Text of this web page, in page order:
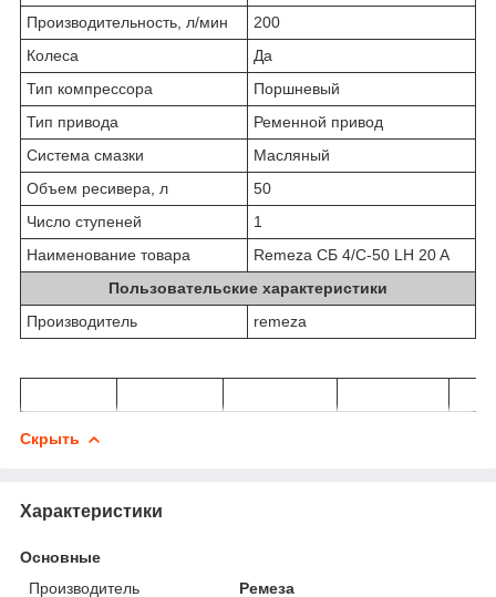
Производительность, л/мин
200
Колеса
Да
Тип компрессора
Поршневый
Тип привода
Ременной привод
Система смазки
Масляный
Объем ресивера, л
50
Число ступеней
1
Наименование товара
Remeza СБ 4/С-50 LH 20 A
Пользовательские характеристики
Производитель
remeza
Скрыть
Характеристики
Основные
Производитель
Ремеза